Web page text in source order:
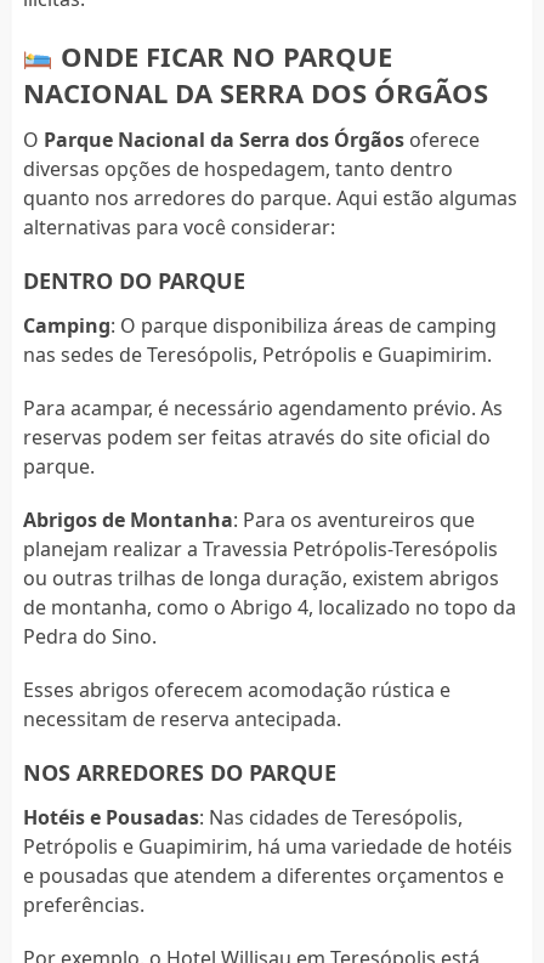
ONDE FICAR NO PARQUE
NACIONAL DA SERRA DOS ÓRGÃOS
O Parque Nacional da Serra dos Órgãosoferece
diversas opções de hospedagem, tanto dentro
quanto nos arredores do parque. Aqui estão algumas
alternativas para você considerar:
DENTRO DO PARQUE
Camping: O parque disponibiliza áreas de camping
nas sedes de Teresópolis, Petrópolis e Guapimirim.
Para acampar, é necessário agendamento prévio. As
reservas podem ser feitas através do site oficial do
parque.
Abrigos de Montanha: Para os aventureiros que
planejam realizar a Travessia Petrópolis-Teresópolis
ou outras trilhas de longa duração, existem abrigos
de montanha, como o Abrigo 4, localizado no topo da
Pedra do Sino.
Esses abrigos oferecem acomodação rústica e
necessitam de reserva antecipada.
NOS ARREDORES DO PARQUE
Hotéis e Pousadas: Nas cidades de Teresópolis,
Petrópolis e Guapimirim, há uma variedade de hotéis
e pousadas que atendem a diferentes orçamentos e
preferências.